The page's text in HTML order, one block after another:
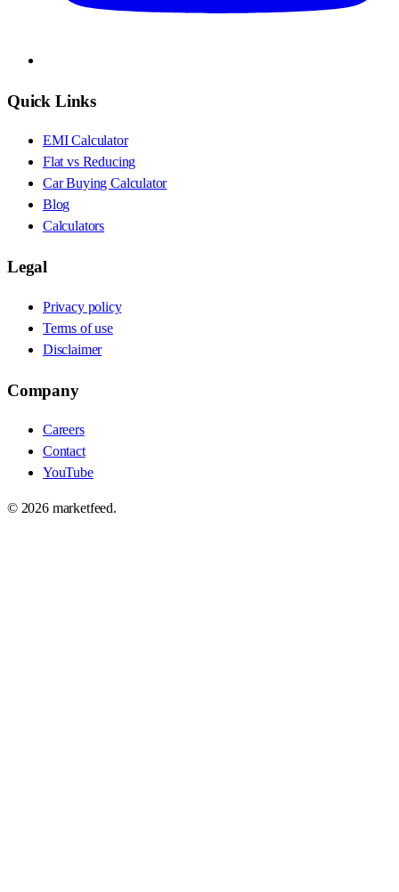
Quick Links
EMI Calculator
Flat vs Reducing
Car Buying Calculator
Blog
Calculators
Legal
Privacy policy
Terms of use
Disclaimer
Company
Careers
Contact
YouTube
© 2026marketfeed.